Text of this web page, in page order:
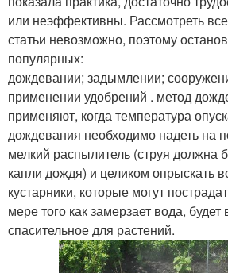
или неэффективны. Рассмотреть
статьи невозможно, поэтому
популярных:
дождевании; задымлении;
применении удобрений . метод
применяют, когда температура
дождевания необходимо надеть на
мелкий распылитель (струя должна
капли дождя) и целиком опрыскать
кустарники, которые могут
мере того как замерзает вода,
спасительное для растений.